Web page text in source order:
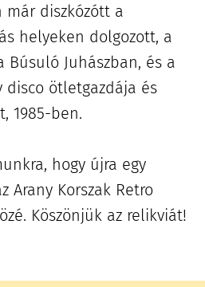
már diszkózótt a
helyeken dolgozott, a
Búsuló Juhászban, és a
disco ötletgazdája és
1985-ben.
hogy újra egy
Arany Korszak Retro
Köszönjük az relikviát!